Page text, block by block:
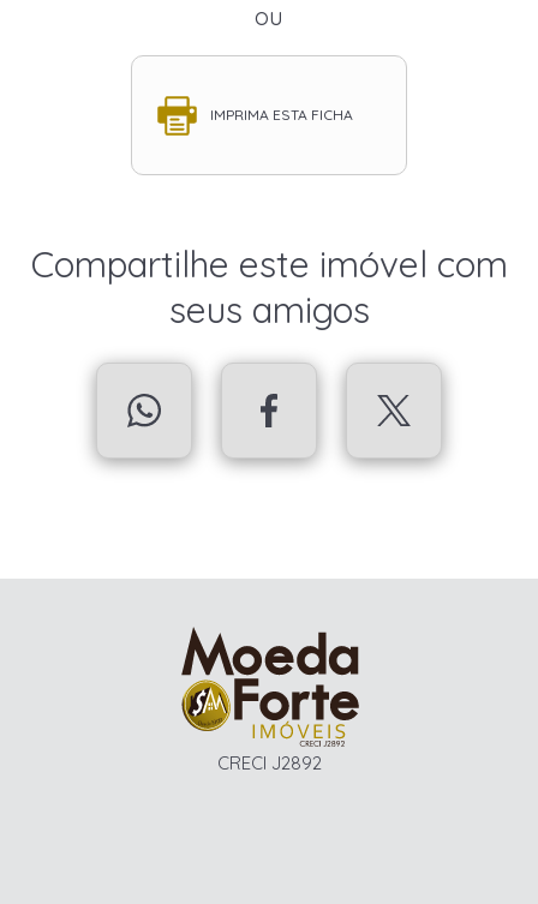
ou
IMPRIMA ESTA FICHA
Compartilhe este imóvel com
seus amigos
CRECI J2892